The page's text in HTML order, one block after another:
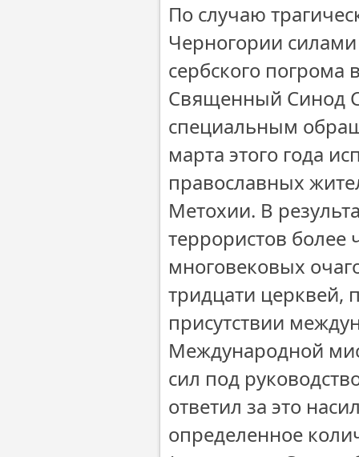
По случаю
Черногории силами
сербского погрома
Священный Синод
специальным
марта этого года
православных
Метохии. В
террористов более
многовековых
тридцати церквей,
присутствии
Международной
сил под
ответил за это
определенное